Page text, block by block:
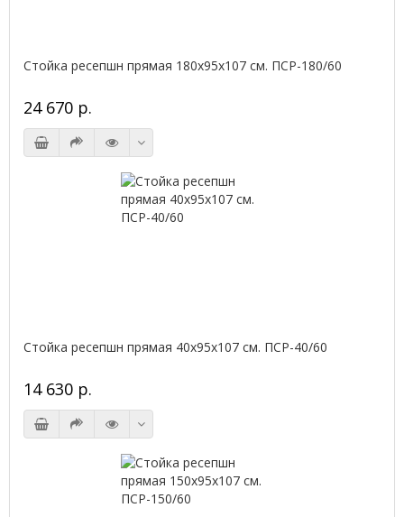
Стойка ресепшн прямая 180х95х107 см. ПСР-180/60
24 670 р.
Стойка ресепшн прямая 40х95х107 см. ПСР-40/60
14 630 р.